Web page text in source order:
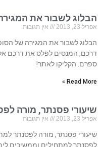
הבלוג לשבור את
אפריל 23, 2013 אין תגובות
הבלוג לשבור את המגירה של
דרכם, המנסים לפלס את דרכם
ספרם. הקליקו לאתר!
Read More »
שיעורי פסנתר, מורה
אפריל 23, 2013 אין תגובות
שיעורי פסנתר, מורה לפסנתר
לפסנתר למתחילים וממשיכים